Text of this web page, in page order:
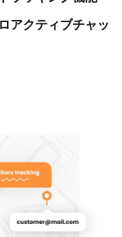
アクティブチャッ